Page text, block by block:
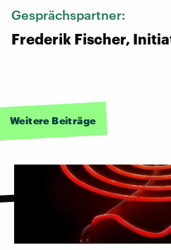
Gesprächspartner:
Frederik Fischer,
Weitere Beiträge